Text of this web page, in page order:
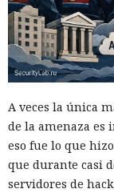
A veces la única
de la amenaza
eso fue lo que
que durante casi
servidores de